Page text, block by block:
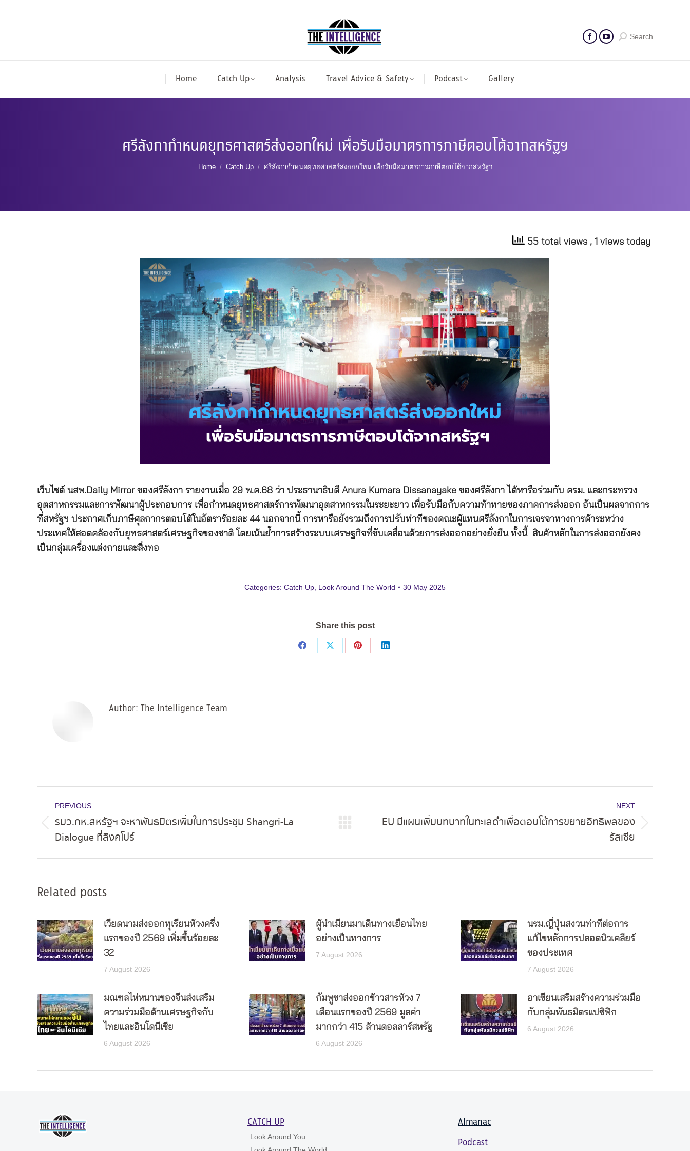
Search
Home Catch Up Analysis Travel Advice & Safety Podcast Gallery
ศรีลังกากำหนดยุทธศาสตร์ส่งออกใหม่ เพื่อรับมือมาตรการภาษีตอบโต้จากสหรัฐฯ
You are here:
Home Catch Up ศรีลังกากำหนดยุทธศาสตร์ส่งออกใหม่ เพื่อรับมือมาตรการภาษีตอบโต้จากสหรัฐฯ
55 total views , 1 views today
เว็บไซต์ นสพ.Daily Mirror ของศรีลังกา รายงานเมื่อ 29 พ.ค.68 ว่า ประธานาธิบดี Anura Kumara Dissanayake ของศรีลังกา ได้หารือร่วมกับ ครม. และกระทรวง
อุตสาหกรรมและการพัฒนาผู้ประกอบการ เพื่อกำหนดยุทธศาสตร์การพัฒนาอุตสาหกรรมในระยะยาว เพื่อรับมือกับความท้าทายของภาคการส่งออก อันเป็นผลจากการ
ที่สหรัฐฯ ประกาศเก็บภาษีศุลกากรตอบโต้ในอัตราร้อยละ 44 นอกจากนี้ การหารือยังรวมถึงการปรับท่าทีของคณะผู้แทนศรีลังกาในการเจรจาทางการค้าระหว่าง
ประเทศให้สอดคล้องกับยุทธศาสตร์เศรษฐกิจของชาติ โดยเน้นย้ำการสร้างระบบเศรษฐกิจที่ขับเคลื่อนด้วยการส่งออกอย่างยั่งยืน ทั้งนี้ สินค้าหลักในการส่งออกยังคง
เป็นกลุ่มเครื่องแต่งกายและสิ่งทอ
Categories: Catch Up Look Around The World 30 May 2025
Share this post
Share
Share
Share
Share
Author: The Intelligence Team
navigation
PREVIOUS
post:
รมว.กห.สหรัฐฯ จะหาพันธมิตรเพิ่มในการประชุม Shangri-La
Dialogue ที่สิงคโปร์
NEXT
EU มีแผนเพิ่มบทบาทในทะเลดำเพื่อตอบโต้การขยายอิทธิพลของ
รัสเซีย
Related posts
เวียดนามส่งออกทุเรียนห้วงครึ่ง
แรกของปี 2569 เพิ่มขึ้นร้อยละ
32
7 August 2026
ผู้นำเมียนมาเดินทางเยือนไทย
อย่างเป็นทางการ
7 August 2026
นรม.ญี่ปุ่นสงวนท่าทีต่อการ
แก้ไขหลักการปลอดนิวเคลียร์
ของประเทศ
7 August 2026
มณฑลไห่หนานของจีนส่งเสริม
ความร่วมมือด้านเศรษฐกิจกับ
ไทยและอินโดนีเซีย
6 August 2026
กัมพูชาส่งออกข้าวสารห้วง 7
เดือนแรกของปี 2569 มูลค่า
มากกว่า 415 ล้านดอลลาร์สหรัฐ
6 August 2026
อาเซียนเสริมสร้างความร่วมมือ
กับกลุ่มพันธมิตรแปซิฟิก
6 August 2026
CATCH UP
Look Around You
Almanac
Podcast